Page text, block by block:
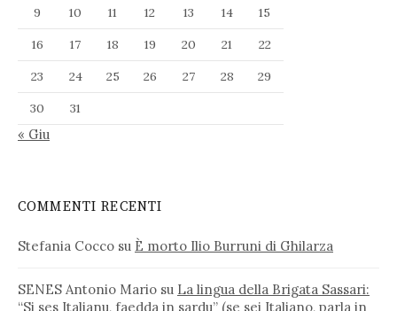
9
10 11 12 13 14
15
16
17 18 19 20 21
22
23
24 25 26 27 28
29
30
31
« Giu
COMMENTI RECENTI
Stefania Cocco su È morto Ilio Burruni di Ghilarza
SENES Antonio Mario su La lingua della Brigata Sassari:
“Si ses Italianu, faedda in sardu” (se sei Italiano, parla in